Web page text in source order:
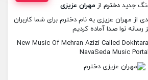
جدیددخترم ازمهران عزیزی
مهران عزیزی به نام دخترم برای شما کاربران
رسانه نوا صدا آماده کردیم
New Music Of Mehran Azizi Called
NavaSeda Music Portal